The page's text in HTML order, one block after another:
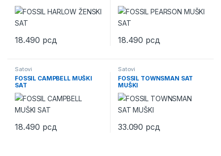
18.490 рсд 18.490 рсд
Satovi
FOSSIL CAMPBELL MUŠKI
SAT
18.490 рсд
Satovi
FOSSIL TOWNSMAN SAT
MUŠKI
33.090 рсд